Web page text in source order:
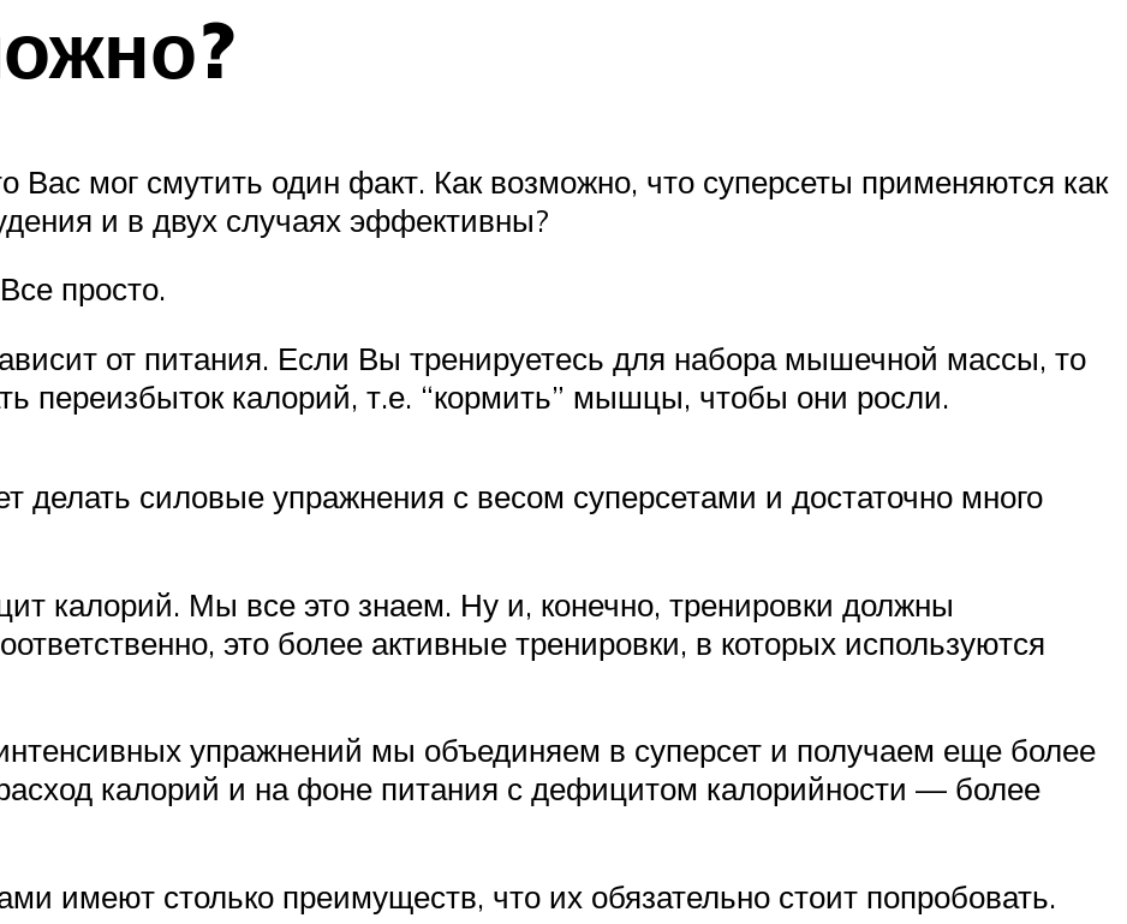
мог смутить один факт. Как возможно, что суперсеты применяются как
и в двух случаях эффективны?
просто.
от питания. Если Вы тренируетесь для набора мышечной массы, то
переизбыток калорий, т.е. “кормить” мышцы, чтобы они росли.
делать силовые упражнения с весом суперсетами и достаточно много
калорий. Мы все это знаем. Ну и, конечно, тренировки должны
это более активные тренировки, в которых используются
упражнений мы объединяем в суперсет и получаем еще более
калорий и на фоне питания с дефицитом калорийности — более
имеют столько преимуществ, что их обязательно стоит попробовать.